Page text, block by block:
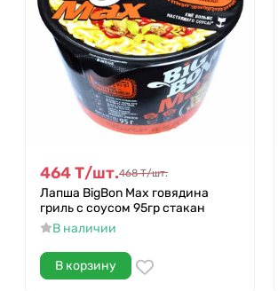
464Т/шт.468 Т/шт.
Лапша BigBon Мax говядина
гриль с соусом 95гр стакан
В наличии
В корзину